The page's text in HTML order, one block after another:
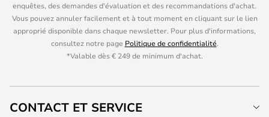
enquêtes, des demandes d'évaluation et des recommandations d'achat.
Vous pouvez annuler facilement et à tout moment en cliquant sur le lien
approprié disponible dans chaque newsletter. Pour plus d'informations,
consultez notre page Politique de confidentialité.
*Valable dès € 249 de minimum d'achat.
CONTACT ET SERVICE